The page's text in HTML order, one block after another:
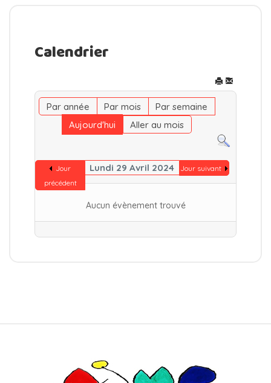
Calendrier
Par année Par mois
Par semaine
Aujourd'hui
Aller au mois
Jour
précédent
Lundi 29 Avril 2024 Jour suivant
Aucun évènement trouvé